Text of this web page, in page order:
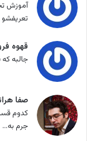
آموزش
قهوه
جالبه
صفا
کدوم
جرم به...